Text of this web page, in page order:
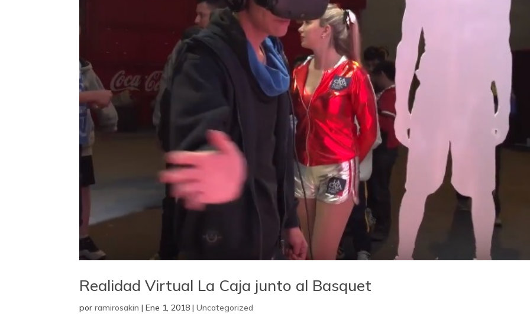
Realidad Virtual La Caja junto al Basquet
porramirosakin |Ene 1, 2018 |Uncategorized